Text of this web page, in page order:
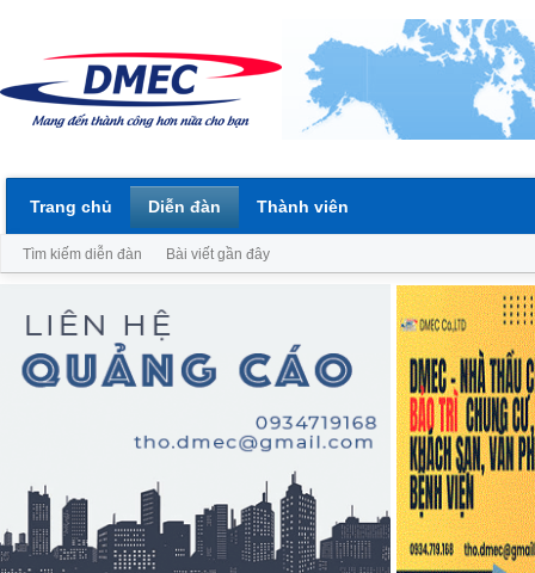
Trang chủ Diễn đàn
Tìm kiếm diễn đàn Bài viết gần đây
Thành viên